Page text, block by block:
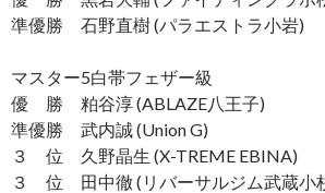
準優勝 石野直樹 (パラエストラ小岩)
マスター5白帯フェザー級
優 勝 粕谷淳 (ABLAZE八王子)
準優勝 武内誠 (Union G)
３ 位 久野晶生 (X-TREME EBINA)
３ 位 田中徹 (リバーサルジム武蔵小